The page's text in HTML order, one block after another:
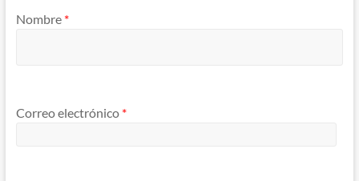
Nombre *
Correo electrónico *